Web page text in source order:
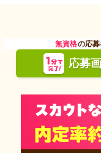
無資格の応
応募